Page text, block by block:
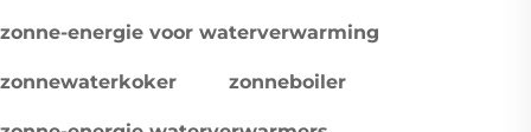
zonne-energie voor waterverwarming
zonnewaterkoker zonneboiler